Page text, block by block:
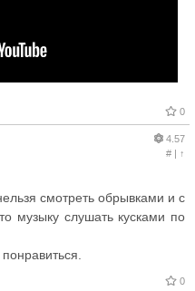
0
4.57
#| ↑
смотреть обрывками и с
музыку слушать кусками по
0